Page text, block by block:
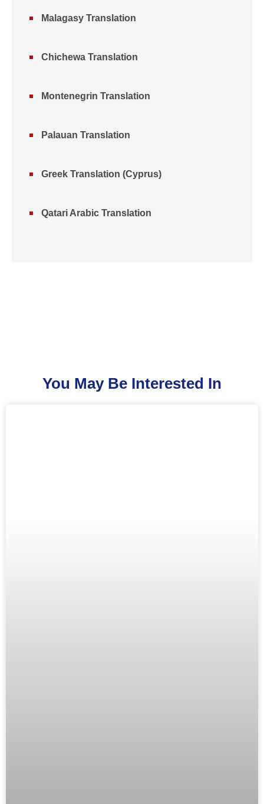
Malagasy Translation
Chichewa Translation
Montenegrin Translation
Palauan Translation
Greek Translation (Cyprus)
Qatari Arabic Translation
You May Be Interested In